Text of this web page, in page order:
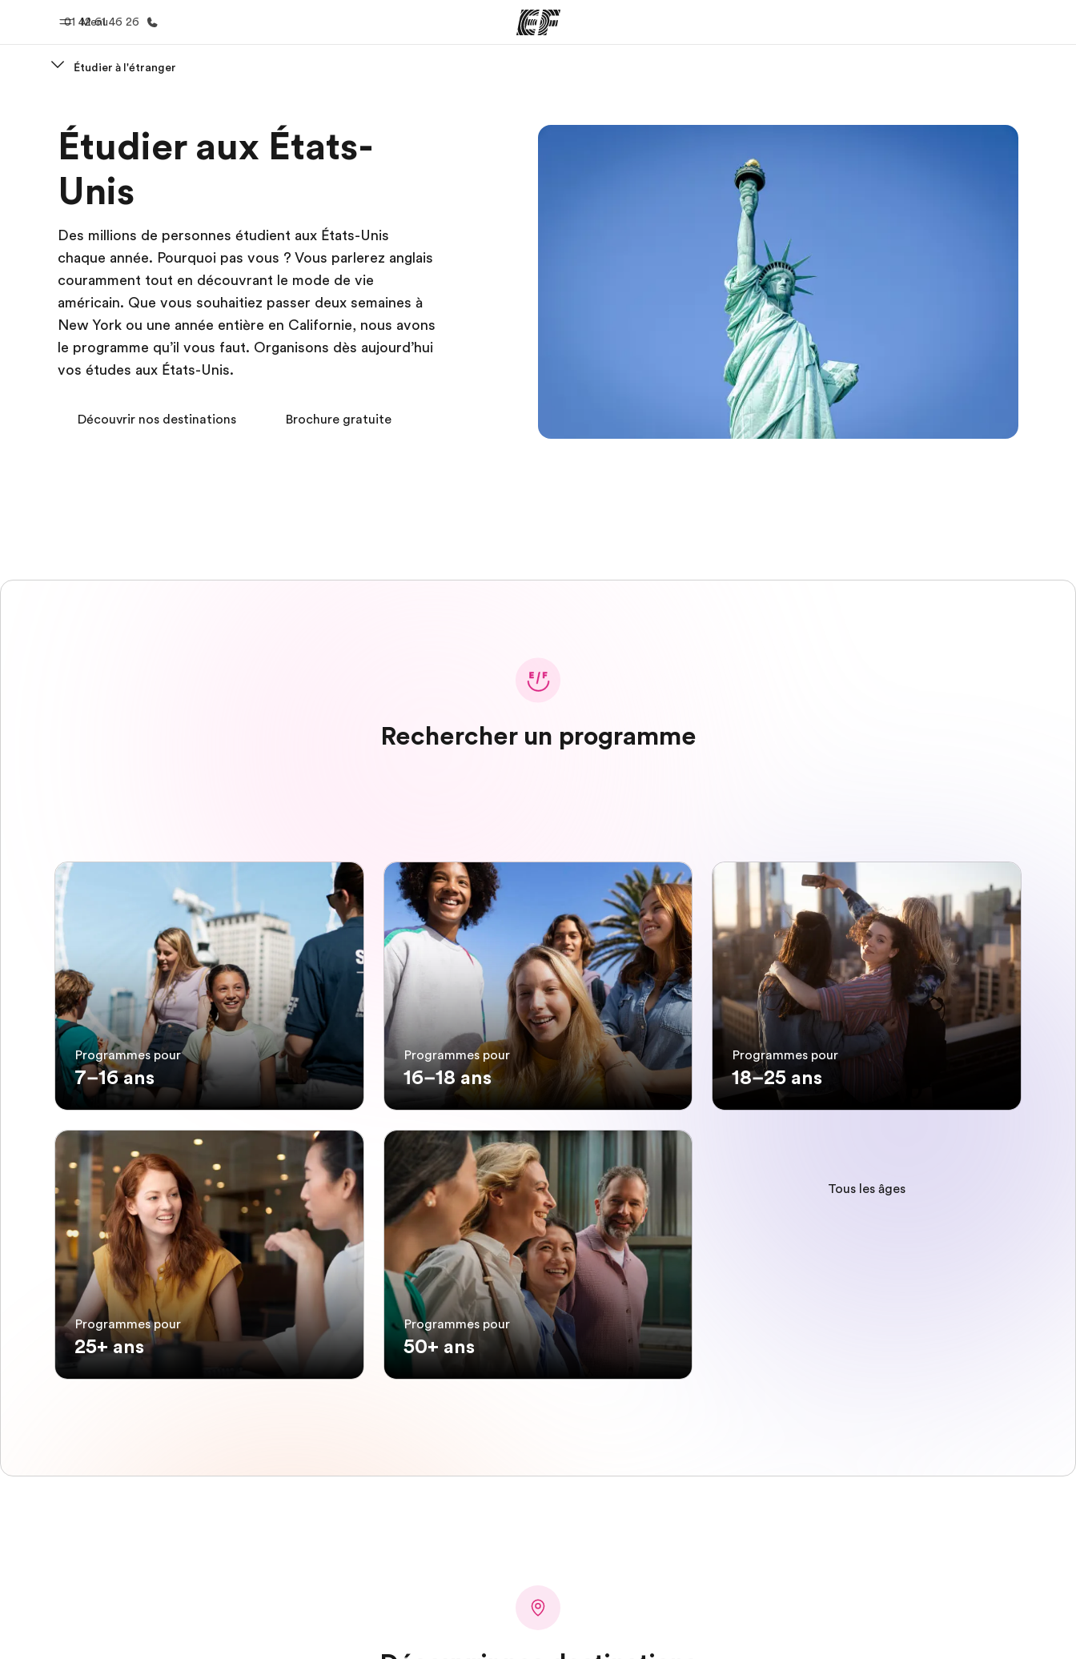
Menu
01 42 61 46 26
Bienvenue chez EF Nos offres Trouver un bureau
Étudier à l'étranger
Étudier aux États-
Unis
Des millions de personnes étudient aux États-Unis
chaque année. Pourquoi pas vous ? Vous parlerez anglais
couramment tout en découvrant le mode de vie
américain. Que vous souhaitiez passer deux semaines à
New York ou une année entière en Californie, nous avons
le programme qu’il vous faut. Organisons dès aujourd’hui
vos études aux États-Unis.
Découvrir nos destinations Brochure gratuite
Rechercher un programme
Programmes pour
7–16 ans
Programmes pour
16–18 ans
Programmes pour
18–25 ans
Programmes pour
25+ ans
Programmes pour
50+ ans
Tous les âges